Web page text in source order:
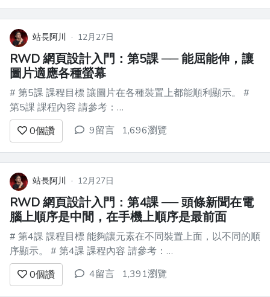
巧。 很棒的是，光是這些...
站長阿川 · 12月27日
RWD 網頁設計入門：第5課 ── 能屈能伸，讓
圖片適應各種螢幕
# 第5課 課程目標 讓圖片在各種裝置上都能順利顯示。 #
第5課 課程內容 請參考：
https://www.w3schools.com/howto/
# 第5課 作業 承接前一課的作業。 ![](htt...
0個讚 9留言 1,696瀏覽
站長阿川 · 12月27日
RWD 網頁設計入門：第4課 ── 頭條新聞在電
腦上順序是中間，在手機上順序是最前面
# 第4課 課程目標 能夠讓元素在不同裝置上面，以不同的順
序顯示。 # 第4課 課程內容 請參考：
https://getbootstrap.com/docs/5.3/layout/columns/#order-
0個讚 4留言 1,391瀏覽